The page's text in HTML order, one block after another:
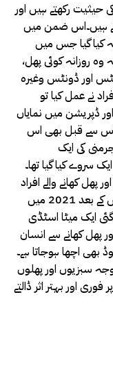
رکھتے ہیں اور
ہیں۔اس ضمن میں
کیا گیا جس میں
وہ روزانہ کوئی پھل،
اور ڈونٹس وغیرہ
نے عمل کیا تو
ڈپریشن میں نمایاں
سے قبل بھی اس
گئی تھیں، 2017 میں جرمنی کی ایک
میں ایک سروے کیا گیا تھا۔
پھل کھانے والے افراد
زیادہ خوش اور ہشاش بشاش رہتے ہیں۔اس کے بعد 2021 میں
ایک میٹا اسٹڈی
پھل کھانے سے انسان
اچھا ہوجاتا ہے۔
سبزیوں اور پھلوں
اور بہتر اثر ڈالتے